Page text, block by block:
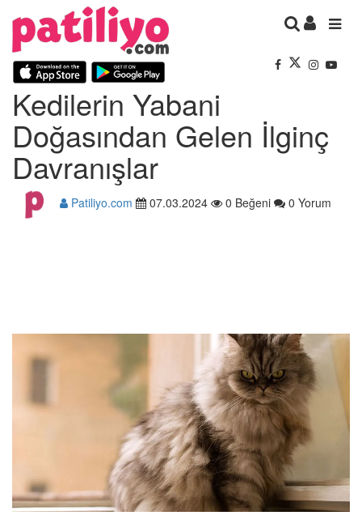
Kedilerin Yabani
Doğasından Gelen İlginç
Davranışlar
Patiliyo.com 07.03.2024 0 Beğeni 0 Yorum